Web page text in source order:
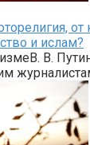
и ислам?
В.